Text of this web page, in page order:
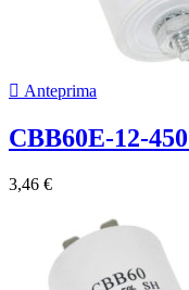
 Anteprima
CBB60E-12-
3,46 €